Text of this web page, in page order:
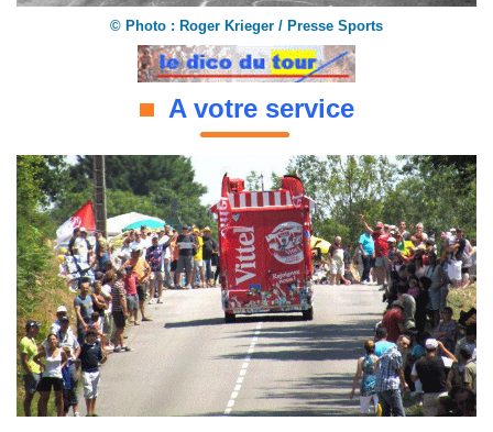
© Photo : Roger Krieger / Presse Sports
A votre service